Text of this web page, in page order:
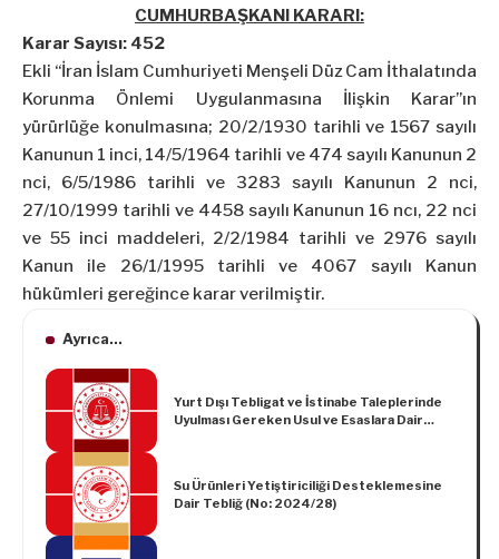
CUMHURBAŞKANI KARARI:
Karar Sayısı: 452
Ekli “İran İslam Cumhuriyeti Menşeli Düz Cam İthalatında
Korunma Önlemi Uygulanmasına İlişkin Karar”ın
yürürlüğe konulmasına; 20/2/1930 tarihli ve 1567 sayılı
Kanunun 1 inci, 14/5/1964 tarihli ve 474 sayılı Kanunun 2
nci, 6/5/1986 tarihli ve 3283 sayılı Kanunun 2 nci,
27/10/1999 tarihli ve 4458 sayılı Kanunun 16 ncı, 22 nci
ve 55 inci maddeleri, 2/2/1984 tarihli ve 2976 sayılı
Kanun ile 26/1/1995 tarihli ve 4067 sayılı Kanun
hükümleri gereğince karar verilmiştir.
Ayrıca...
Yurt Dışı Tebligat ve İstinabe Taleplerinde
Uyulması Gereken Usul ve Esaslara Dair
Su Ürünleri Yetiştiriciliği Desteklemesine
Dair Tebliğ (No: 2024/28)